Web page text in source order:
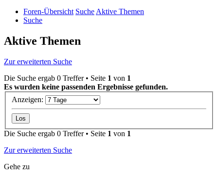
Foren-Übersicht SucheAktive Themen
Suche
Aktive Themen
Zur erweiterten Suche
Die Suche ergab 0 Treffer • Seite 1 von 1
Es wurden keine passenden Ergebnisse gefunden.
Anzeigen:
Die Suche ergab 0 Treffer • Seite 1 von 1
Zur erweiterten Suche
Gehe zu